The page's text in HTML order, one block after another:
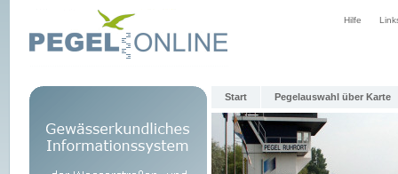
Hilfe
Start Pegelauswahl über Karte